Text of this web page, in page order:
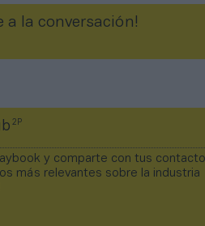
a la conversación!
2P
y comparte con tus
más relevantes sobre la industria